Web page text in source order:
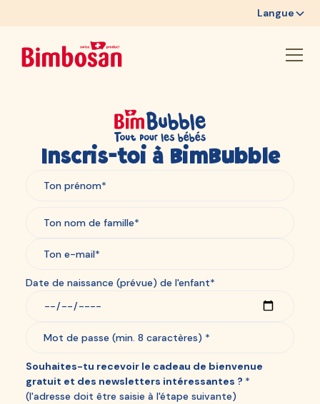
Langue
Inscris-toi à BimBubble
Date de naissance (prévue) de l'enfant*
Souhaites-tu recevoir le cadeau de bienvenue
gratuit et des newsletters intéressantes ? *
(l'adresse doit être saisie à l'étape suivante)